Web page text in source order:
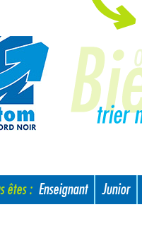
êtes : Enseignant Junior